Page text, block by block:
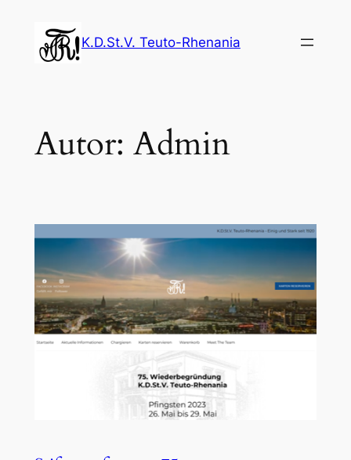
springen
K.D.St.V. Teuto-Rhenania
Autor: Admin